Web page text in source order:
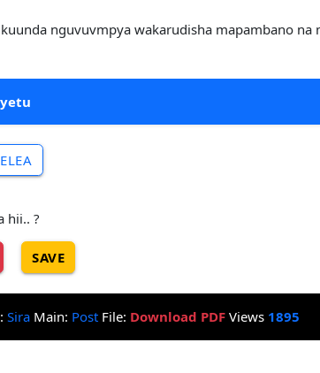
nguvuvmpya wakarudisha mapambano
hii.. ?
SAVE
SiraMain: PostFile: Download PDFViews 1895